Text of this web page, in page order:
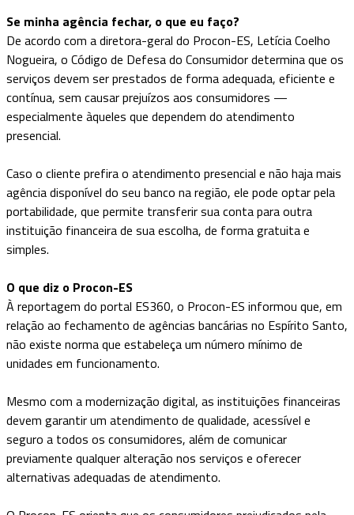
Se minha agência fechar, o que eu faço?
De acordo com a diretora-geral do Procon-ES, Letícia Coelho
Nogueira, o Código de Defesa do Consumidor determina que os
serviços devem ser prestados de forma adequada, eficiente e
contínua, sem causar prejuízos aos consumidores —
especialmente àqueles que dependem do atendimento
presencial.
Caso o cliente prefira o atendimento presencial e não haja mais
agência disponível do seu banco na região, ele pode optar pela
portabilidade, que permite transferir sua conta para outra
instituição financeira de sua escolha, de forma gratuita e
simples.
O que diz o Procon-ES
À reportagem do portal ES360, o Procon-ES informou que, em
relação ao fechamento de agências bancárias no Espírito Santo,
não existe norma que estabeleça um número mínimo de
unidades em funcionamento.
Mesmo com a modernização digital, as instituições financeiras
devem garantir um atendimento de qualidade, acessível e
seguro a todos os consumidores, além de comunicar
previamente qualquer alteração nos serviços e oferecer
alternativas adequadas de atendimento.